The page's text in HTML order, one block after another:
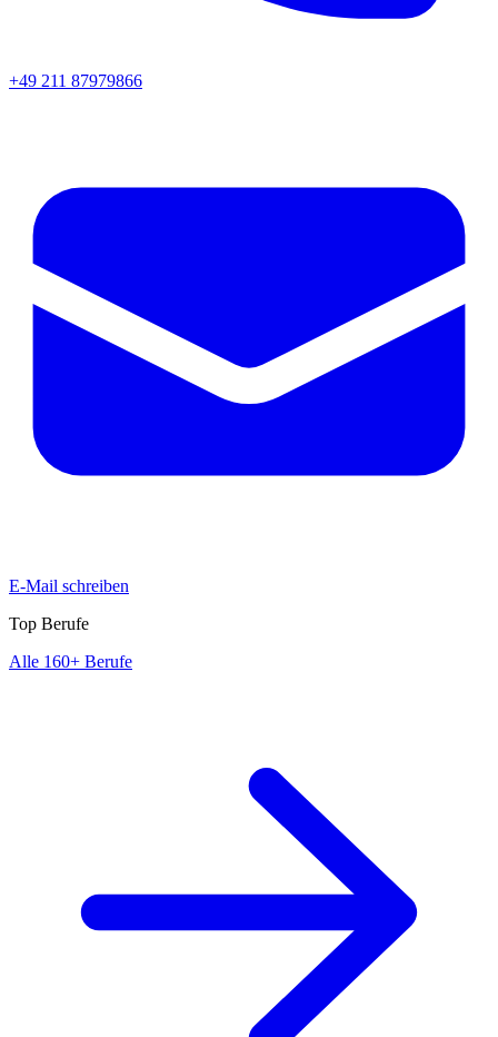
+49 211 87979866
E-Mail schreiben
Top Berufe
Alle 160+ Berufe